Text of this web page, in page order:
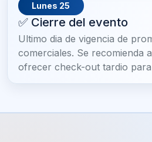
Lunes 25
✅ Cierre del evento
Ultimo dia de vigencia de
comerciales. Se recomienda
ofrecer check-out tardio para